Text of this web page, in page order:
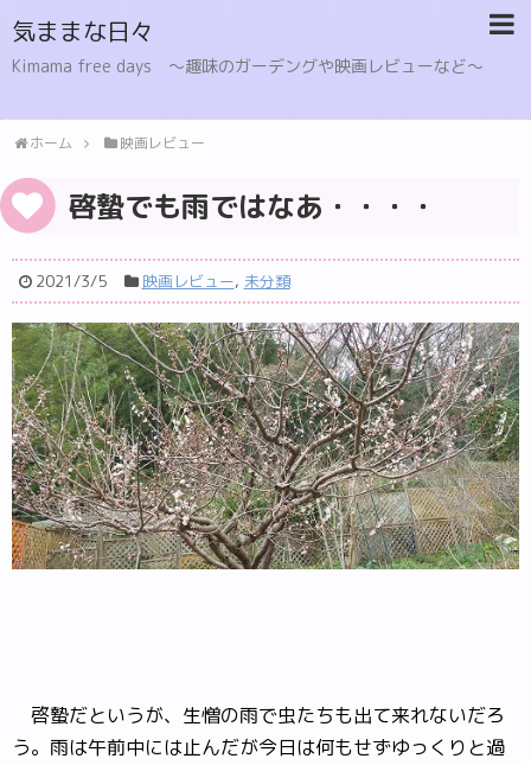
気ままな日々
Kimama free days 〜趣味のガーデングや映画レビューなど〜
ホーム 映画レビュー
啓蟄でも雨ではなあ・・・・
2021/3/5 映画レビュー, 未分類
啓蟄だというが、生憎の雨で虫たちも出て来れないだろ
う。雨は午前中には止んだが今日は何もせずゆっくりと過